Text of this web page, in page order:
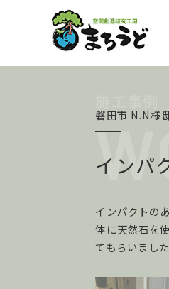
磐田市 N.N様
インパ
インパクトの
体に天然石を
てもらいました